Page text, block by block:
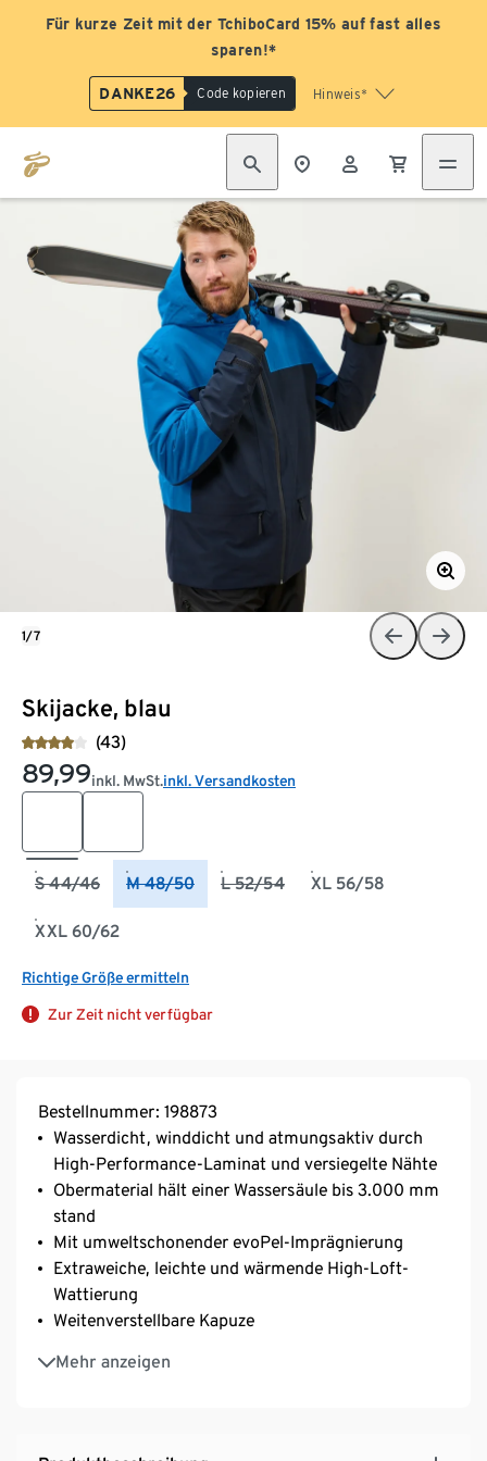
Für kurze Zeit mit der TchiboCard 15% auf fast alles
sparen!*
DANKE26 Code kopieren Hinweis*
Skijacke, blau
(43)
89,99inkl. MwSt.inkl. Versandkosten
S 44/46 M 48/50 L 52/54 XL 56/58
XXL 60/62
Richtige Größe ermitteln
Zur Zeit nicht verfügbar
1/7
Bestellnummer: 198873
Wasserdicht, winddicht und atmungsaktiv durch
High-Performance-Laminat und versiegelte Nähte
Obermaterial hält einer Wassersäule bis 3.000 mm
stand
Mit umweltschonender evoPel-Imprägnierung
Extraweiche, leichte und wärmende High-Loft-
Wattierung
Weitenverstellbare Kapuze
Mehr anzeigen
Stehkragen
Wasserdichter Schneefang mit rutschhemmender
2 Reißverschluss-Eingrifftaschen